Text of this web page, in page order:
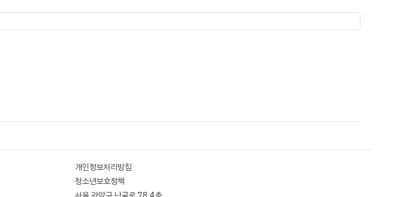
개인정보처리방침
청소년보호정책